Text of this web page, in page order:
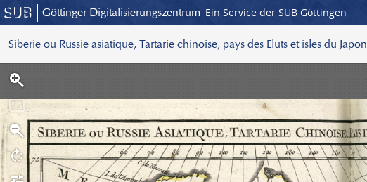
Göttinger Digitalisierungszentrum Ein Service der SUB Göttingen
Siberie ou Russie asiatique, Tartarie chinoise, pays des Eluts et isles du Japon
a
n